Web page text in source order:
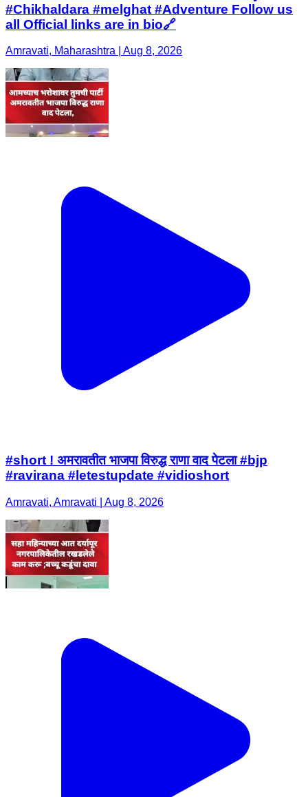
#Chikhaldara #melghat #Adventure Follow us
all Official links are in bio🔗
Amravati, Maharashtra | Aug 8, 2026
#short ! अमरावतीत भाजपा विरुद्ध राणा वाद पेटला #bjp
#ravirana #letestupdate #vidioshort
Amravati, Amravati | Aug 8, 2026